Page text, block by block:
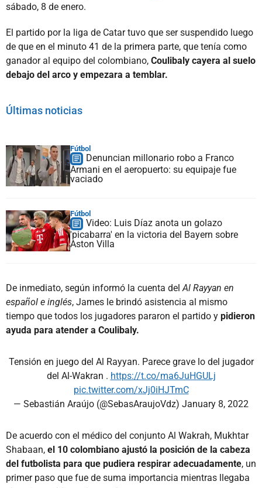
sábado, 8 de enero.
El partido por la liga de Catar tuvo que ser suspendido luego
de que en el minuto 41 de la primera parte, que tenía como
ganador al equipo del colombiano, Coulibaly cayera al suelo
debajo del arco y empezara a temblar.
Últimas noticias
Fútbol
Denuncian millonario robo a Franco
Armani en el aeropuerto: su equipaje fue
vaciado
Fútbol
Video: Luis Díaz anota un golazo
'picabarra' en la victoria del Bayern sobre
Aston Villa
De inmediato, según informó la cuenta del Al Rayyan en
español e inglés, James le brindó asistencia al mismo
tiempo que todos los jugadores pararon el partido y pidieron
ayuda para atender a Coulibaly.
Tensión en juego del Al Rayyan. Parece grave lo del jugador
del Al-Wakran . https://t.co/ma6JuHGULj
pic.twitter.com/xJj0iHJTmC
— Sebastián Araújo (@SebasAraujoVdz) January 8, 2022
De acuerdo con el médico del conjunto Al Wakrah, Mukhtar
Shabaan, el 10 colombiano ajustó la posición de la cabeza
del futbolista para que pudiera respirar adecuadamente, un
primer paso que fue de suma importancia mientras llegaba